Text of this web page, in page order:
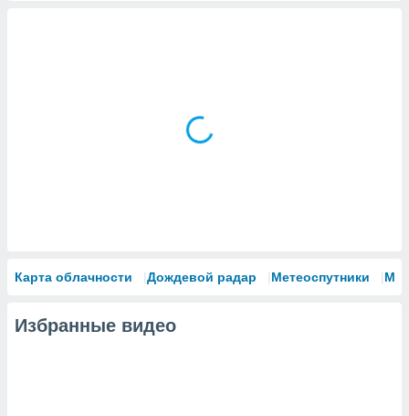
Карта облачности Дождевой радар Метеоспутники
Избранные видео